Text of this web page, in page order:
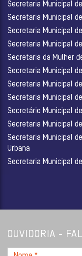
Secretaria Municipal
Secretaria Municipal
Secretaria Municipal
Secretaria Municipal
Secretaria da Mulher
Secretaria Municipal
Secretaria Municipal
Secretaria Municipal
Secretário Municipal
Secretaria Municipal
Secretaria Municipal
Urbana
Secretaria Municipal
OUVIDORIA -
Nome